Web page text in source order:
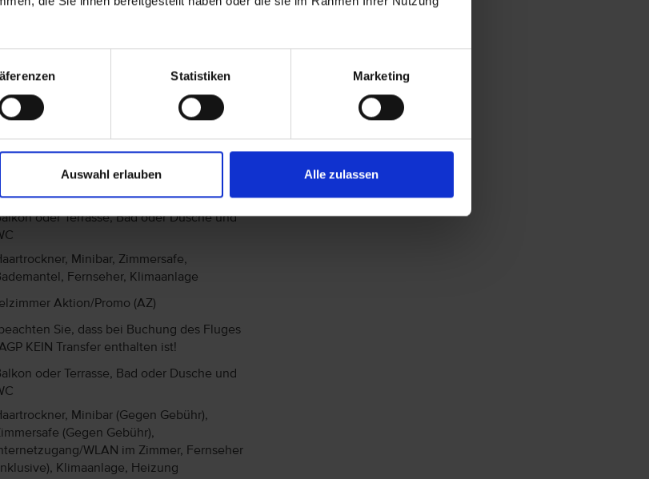
Statistiken Marketing
Auswahl erlauben Alle zulassen
WLAN im Zimmer, Fernseher,
Klimaanlage, Heizung
Sie, dass bei Buchung des Fluges
oder Terrasse, Bad oder Dusche und
Minibar, Zimmersafe,
Fernseher, Klimaanlage
Aktion/Promo (AZ)
Sie, dass bei Buchung des Fluges
KEIN Transfer enthalten ist!
oder Terrasse, Bad oder Dusche und
Minibar (Gegen Gebühr),
(Gegen Gebühr),
WLAN im Zimmer, Fernseher
Klimaanlage, Heizung